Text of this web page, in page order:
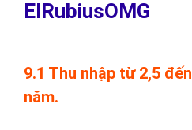
ElRubiusOMG
9.1 Thu nhập từ 2,5
năm.